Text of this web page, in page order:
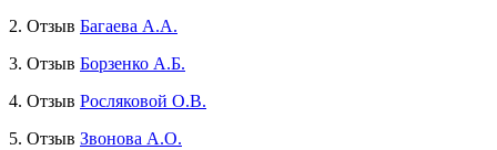
2. Отзыв Багаева А.А.
3. Отзыв Борзенко А.Б.
4. Отзыв Росляковой О.В.
5. Отзыв Звонова А.О.